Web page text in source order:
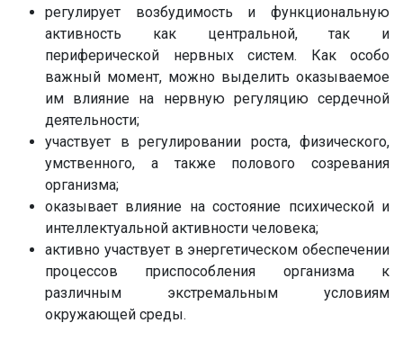
регулирует возбудимость и функциональную
активность как центральной, так и
периферической нервных систем. Как особо
важный момент, можно выделить оказываемое
им влияние на нервную регуляцию сердечной
деятельности;
участвует в регулировании роста, физического,
умственного, а также полового созревания
организма;
оказывает влияние на состояние психической и
интеллектуальной активности человека;
активно участвует в энергетическом обеспечении
процессов приспособления организма к
различным экстремальным условиям
окружающей среды.